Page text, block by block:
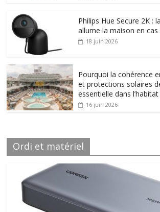
Philips Hue Secure 2K :
allume la maison en
18 juin 2026
Pourquoi la cohérence
et protections solaires
essentielle dans
16 juin 2026
Ordi et matériel